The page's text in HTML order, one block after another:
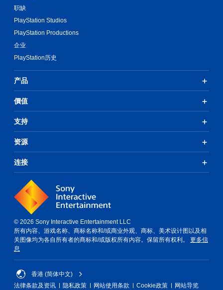
职缺
PlayStation Studios
PlayStation Productions
企业
PlayStation历史
产品
價值
支持
资源
连接
© 2026 Sony Interactive Entertainment LLC
所有内容、游戏名称、商标名称和/或商业外观、商标、美术设计图以及相
关图像均为各自所有者的商标和/或版权所有内容。保留所有权利。 更多信
息
香港 (简体中文)
法律条款及资讯
隐私政策 网站使用条款 Cookie政策 网站导览